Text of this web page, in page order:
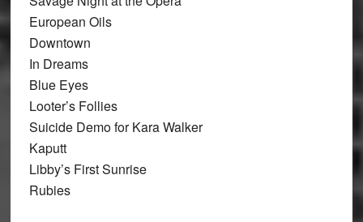
European Oils
Downtown
In Dreams
Blue Eyes
Looter’s Follies
Suicide Demo for Kara Walker
Kaputt
Libby’s First Sunrise
Rubies